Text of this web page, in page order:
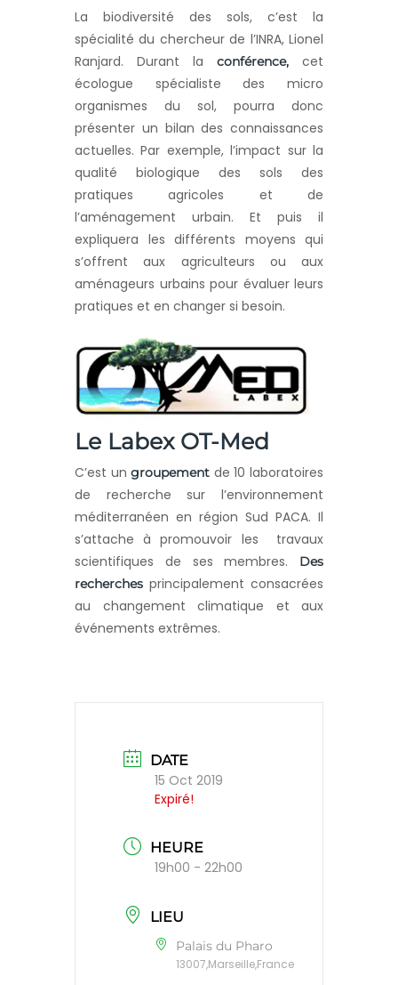
La biodiversité des sols, c’est la
spécialité du chercheur de l’INRA, Lionel
Ranjard. Durant la conférence, cet
écologue spécialiste des micro
organismes du sol, pourra donc
présenter un bilan des connaissances
actuelles. Par exemple, l’impact sur la
qualité biologique des sols des
pratiques agricoles et de
l’aménagement urbain. Et puis il
expliquera les différents moyens qui
s’offrent aux agriculteurs ou aux
aménageurs urbains pour évaluer leurs
pratiques et en changer si besoin.
Le Labex OT-Med
C’est ungroupement de 10 laboratoires
de recherche sur l’environnement
méditerranéen en région Sud PACA. Il
s’attache à promouvoir les travaux
scientifiques de ses membres.
Des
recherches principalement consacrées
au changement climatique et aux
événements extrêmes.
DATE
15 Oct 2019
Expiré!
HEURE
19h00 - 22h00
LIEU
Palais du Pharo
13007,Marseille,France